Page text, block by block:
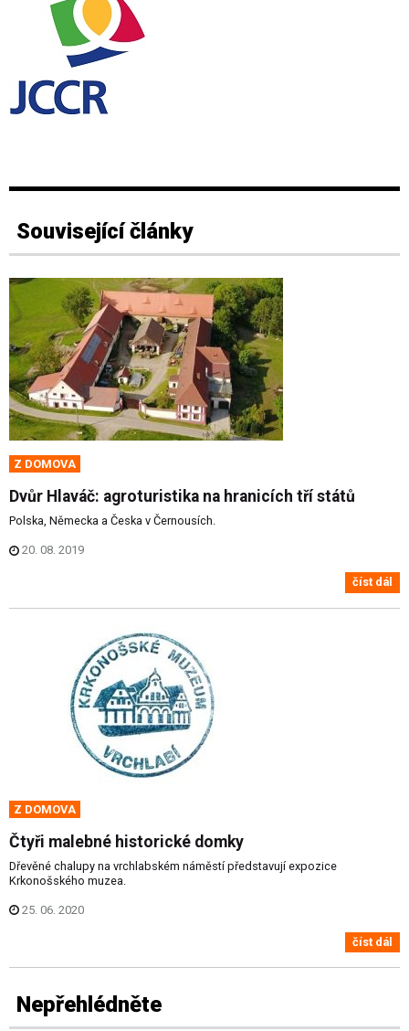
Související články
Z DOMOVA
Dvůr Hlaváč: agroturistika na hranicích tří států
Polska, Německa a Česka v Černousích.
20. 08. 2019
číst dál
Z DOMOVA
Čtyři malebné historické domky
Dřevěné chalupy na vrchlabském náměstí představují expozice
Krkonošského muzea.
25. 06. 2020
číst dál
Nepřehlédněte